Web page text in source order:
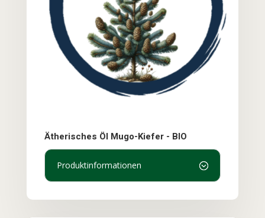
Ätherisches Öl Mugo-Kiefer - BIO
Produktinformationen